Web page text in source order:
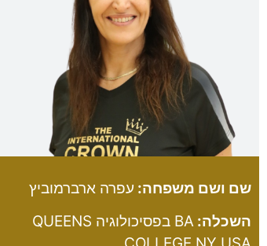
שם ושם משפחה: עפרה ארברמוביץ
השכלה:
BA בפסיכולוגיה QUEENS